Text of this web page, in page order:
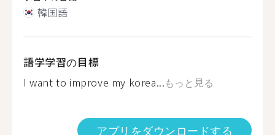
韓国語
語学学習の目標
I want to improve my korea...もっと見る
アプリをダウンロードする